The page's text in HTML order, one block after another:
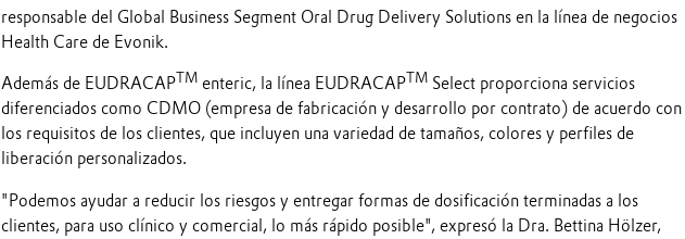
responsable del Global Business Segment Oral Drug Delivery Solutions en la línea de negocios
Health Care de Evonik.
Además de EUDRACAPTMenteric, la línea EUDRACAPTMSelect proporciona servicios
diferenciados como CDMO (empresa de fabricación y desarrollo por contrato) de acuerdo con
los requisitos de los clientes, que incluyen una variedad de tamaños, colores y perfiles de
liberación personalizados.
"Podemos ayudar a reducir los riesgos y entregar formas de dosificación terminadas a los
clientes, para uso clínico y comercial, lo más rápido posible", expresó la Dra. Bettina Hölzer,